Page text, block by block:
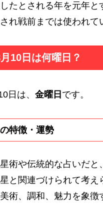
たとされる年を元年と
れ戦前までは使われて
10日は何曜日？
日は、 金曜日 です。
特徴・運勢
術や伝統的な占いだと
と関連づけられて考え
術、調和、魅力を象徴